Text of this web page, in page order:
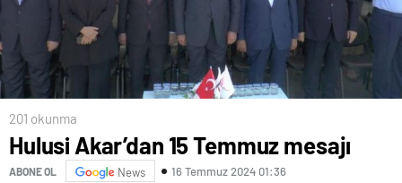
201 okunma
Hulusi Akar’dan 15 Temmuz mesajı
ABONE OL News 16 Temmuz 2024 01:36